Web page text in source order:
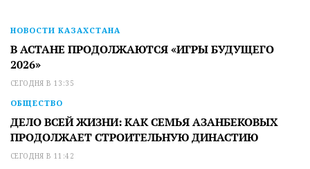
НОВОСТИ КАЗАХСТАНА
В АСТАНЕ ПРОДОЛЖАЮТСЯ «ИГРЫ БУДУЩЕГО
2026»
СЕГОДНЯ В 13:35
ОБЩЕСТВО
ДЕЛО ВСЕЙ ЖИЗНИ: КАК СЕМЬЯ АЗАНБЕКОВЫХ
ПРОДОЛЖАЕТ СТРОИТЕЛЬНУЮ ДИНАСТИЮ
СЕГОДНЯ В 11:42